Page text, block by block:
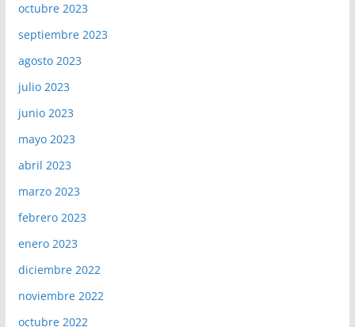
octubre 2023
septiembre 2023
agosto 2023
julio 2023
junio 2023
mayo 2023
abril 2023
marzo 2023
febrero 2023
enero 2023
diciembre 2022
noviembre 2022
octubre 2022